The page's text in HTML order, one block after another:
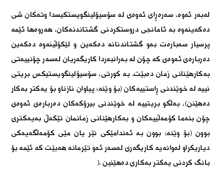
لەبەر ئەوە، سەرەڕای ئەوەی لە سۆسیۆلینگویستکیسدا وتەکان شی
دەکەینەوە بە ئامانجی دروستکردنی گشتاندنەکان، هەروەها ئێمە
پرسیار سەبارەت بەو گشتاندنانە دەکەین و لێکۆڵینەوە دەکەین
دەربارەی ئەوەی کە چۆن لە بەرانبەردا کاریگەریان لەسەر چۆنییەتی
بەکارهێنانی زمان دەبێت. بە کورتی، سۆسیۆلینگویستیکس بریتی
نییە لە خوێندنی ڕاستییەکان (بۆ وێنە؛ پیاوان نازناو بۆ یەکتر بەکار
دەهێنن)، بەڵکو بریتییە لە خوێندنی بیرۆکەکان دەربارەی ئەوەی
چۆن بنەما کۆمەڵییەکان و بەکارهێنانی زمانمان تێکەڵ بەیەکتری
بوون (بۆ وێنە؛ بوون بە ئەندامێکی نێر یان مێی کۆمەڵگەیەکی
دیاریکراو لەوانەیە کاریگەری لەسەر ئەو تێرمانە هەبێت کە ئێمە بۆ
بانگ کردنی یەکتر بەکاری دەهێنین).